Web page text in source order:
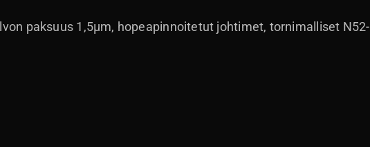
paksuus 1,5μm, hopeapinnoitetut johtimet, tornimalliset N52-